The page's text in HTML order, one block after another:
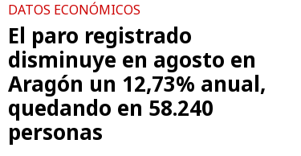
DATOS ECONÓMICOS
El paro registrado
disminuye en agosto en
Aragón un 12,73% anual,
quedando en 58.240
personas